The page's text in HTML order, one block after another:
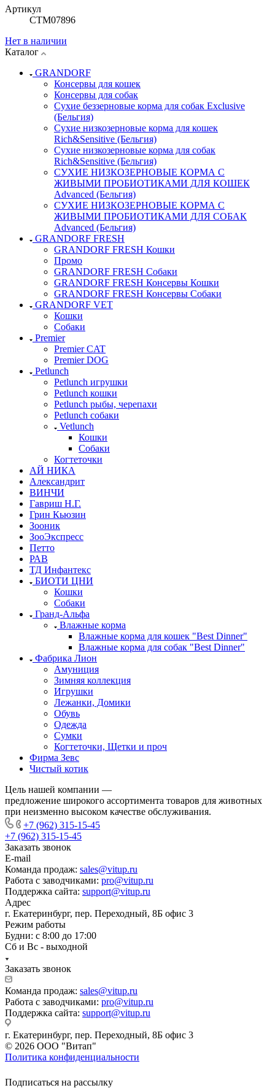
Артикул
СТМ07896
Нет в наличии
Каталог
GRANDORF
Консервы для кошек
Консервы для собак
Сухие беззерновые корма для собак Exclusive
(Бельгия)
Сухие низкозерновые корма для кошек
Rich&Sensitive (Бельгия)
Сухие низкозерновые корма для собак
Rich&Sensitive (Бельгия)
СУХИЕ НИЗКОЗЕРНОВЫЕ КОРМА С
ЖИВЫМИ ПРОБИОТИКАМИ ДЛЯ КОШЕК
Advanced (Бельгия)
СУХИЕ НИЗКОЗЕРНОВЫЕ КОРМА С
ЖИВЫМИ ПРОБИОТИКАМИ ДЛЯ СОБАК
Advanced (Бельгия)
GRANDORF FRESH
GRANDORF FRESH Кошки
Промо
GRANDORF FRESH Собаки
GRANDORF FRESH Консервы Кошки
GRANDORF FRESH Консервы Собаки
GRANDORF VET
Кошки
Собаки
Premier
Premier CAT
Premier DOG
Petlunch
Petlunch игрушки
Petlunch кошки
Petlunch рыбы, черепахи
Petlunch собаки
Vetlunch
Кошки
Собаки
Когтеточки
АЙ НИКА
Александрит
ВИНЧИ
Гавриш Н.Г.
Грин Кьюзин
Зооник
ЗооЭкспресс
Петто
РАВ
ТД Инфантекс
БИОТИ ЦНИ
Кошки
Собаки
Гранд-Альфа
Влажные корма
Влажные корма для кошек "Best Dinner"
Влажные корма для собак "Best Dinner"
Фабрика Лион
Амуниция
Зимняя коллекция
Игрушки
Лежанки, Домики
Обувь
Одежда
Сумки
Когтеточки, Щетки и проч
Фирма Зевс
Чистый котик
Цель нашей компании —
предложение широкого ассортимента товаров для животных
при неизменно высоком качестве обслуживания.
+7 (962) 315-15-45
+7 (962) 315-15-45
Заказать звонок
E-mail
Команда продаж: sales@vitup.ru
Работа с заводчиками: pro@vitup.ru
Поддержка сайта: support@vitup.ru
Адрес
г. Екатеринбург, пер. Переходный, 8Б офис 3
Режим работы
Будни: с 8:00 до 17:00
Сб и Вс - выходной
Заказать звонок
Команда продаж: sales@vitup.ru
Работа с заводчиками: pro@vitup.ru
Поддержка сайта: support@vitup.ru
г. Екатеринбург, пер. Переходный, 8Б офис 3
© 2026 ООО "Витап"
Политика конфиденциальности
Подписаться на рассылку